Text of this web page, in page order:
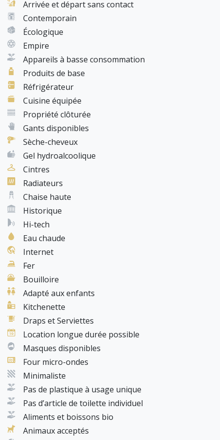
Arrivée et départ sans contact
Contemporain
Écologique
Empire
Appareils à basse consommation
Produits de base
Réfrigérateur
Cuisine équipée
Propriété clôturée
Gants disponibles
Sèche-cheveux
Gel hydroalcoolique
Cintres
Radiateurs
Chaise haute
Historique
Hi-tech
Eau chaude
Internet
Fer
Bouilloire
Adapté aux enfants
Kitchenette
Draps et Serviettes
Location longue durée possible
Masques disponibles
Four micro-ondes
Minimaliste
Pas de plastique à usage unique
Pas d’article de toilette individuel
Aliments et boissons bio
Animaux acceptés